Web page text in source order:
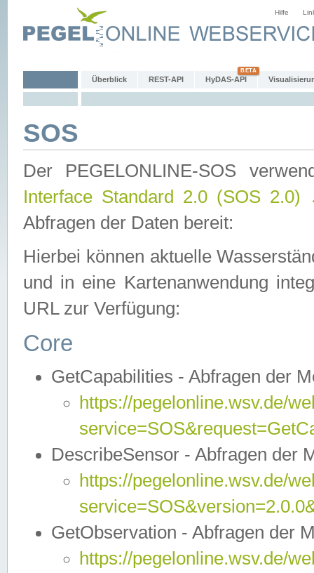
Hilfe
Überblick REST-API HyDAS-API
SOS
Der PEGELONLINE-SOS
Interface Standard 2.0 (SOS 2.0)
Abfragen der Daten bereit:
Hierbei können aktuelle
und in eine Kartenanwendung
URL zur Verfügung:
Core
GetCapabilities - Abfragen der
https://pegelonline.wsv.de/
DescribeSensor - Abfragen der
https://pegelonline.wsv.de/
GetObservation - Abfragen der
https://pegelonline.wsv.de/